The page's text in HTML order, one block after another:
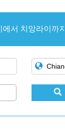
에서 치앙라이까